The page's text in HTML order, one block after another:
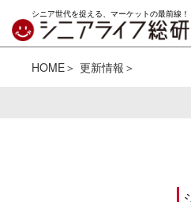
シニア世代を捉える、マーケットの最前線！
HOME 更新情報